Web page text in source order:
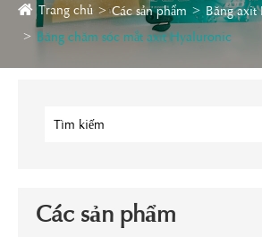
Trang chủ Các sản phẩm
Băng
Băng chăm sóc mắt axit Hyaluronic
Các sản phẩm